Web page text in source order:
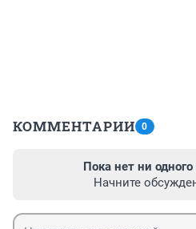
КОММЕНТАРИИ 0
Пока нет ни
Начните